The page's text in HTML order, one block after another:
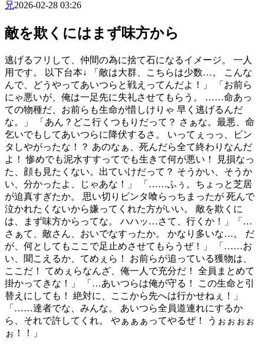
兄2026-02-28 03:26
敵を欺くにはまず味方から
逃げるフリして、仲間の為に捨て石になるイメージ。 一人
用です。 以下台本↓ 「敵は大群、こちらは少数…。 こんな
んで、どうやってあいつらと戦えってんだよ！」 「お前ら
にゃ悪いが、俺は一足先に失礼させてもらう。 ……命あっ
ての物種だ、お前らも生命が惜しけりゃ 早く逃げるんだ
な。」 「あん？どこ行くつもりだって？ さぁな。最悪、命
乞いでもしてあいつらに降伏するさ。 いってぇっっ、ビン
タしやがったな！？ あのなぁ、死んだら全て終わりなんだ
よ！ 惨めでも泥水すすってでも生きて何が悪い！ 見損なっ
た、顔も見たくない。出ていけだって？ そうかい、そうか
い、分かったよ、じゃあな！」 「……ふぅ。ちょっと芝居
が迫真すぎたか。 思い切りビンタ喰らっちまったが 死んで
泣かれたくないから嫌ってくれた方がいい。 敵を欺くに
は、まず味方からってな。 ハハッ…さて、行くか！」 ​ 「…
さぁて、敵さん、おいでなすったか。 かなり多いな…。 だ
が、何としてもここで足止めさせてもらうぜ！」 「……お
い、聞こえるか、てめぇら！ お前らが追っている獲物は、
ここだ！ てめぇらなんざ、俺一人で充分だ！ 全員まとめて
掛かってきな！」 「…あいつらは俺が守る！ この生命と引
替えにしても！ 絶対に、ここから先へは行かせねぇ！」 ​
「……達者でな、みんな。 あいつら全員道連れにするか
ら、それで許してくれ。 やぁぁぁってやるぜ！ うぉぉぉぉ
ぉ！！」